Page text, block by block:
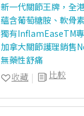
新一代關節王牌，全
蘊含葡萄糖胺、軟骨
獨有InflamEaseTM
加拿大關節護理銷售
無藥性舒痛
比較
收藏